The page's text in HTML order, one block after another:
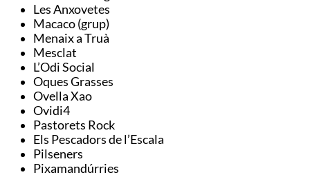
Les Anxovetes
Macaco (grup)
Menaix a Truà
Mesclat
L’Odi Social
Oques Grasses
Ovella Xao
Ovidi4
Pastorets Rock
Els Pescadors de l’Escala
Pilseners
Pixamandúrries